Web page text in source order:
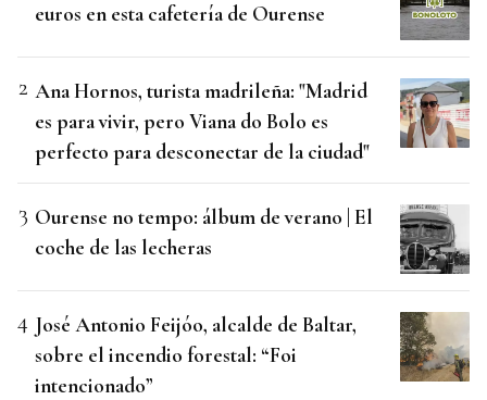
euros en esta cafetería de Ourense
Ana Hornos, turista madrileña: "Madrid
es para vivir, pero Viana do Bolo es
perfecto para desconectar de la ciudad"
Ourense no tempo: álbum de verano | El
coche de las lecheras
José Antonio Feijóo, alcalde de Baltar,
sobre el incendio forestal: “Foi
intencionado”